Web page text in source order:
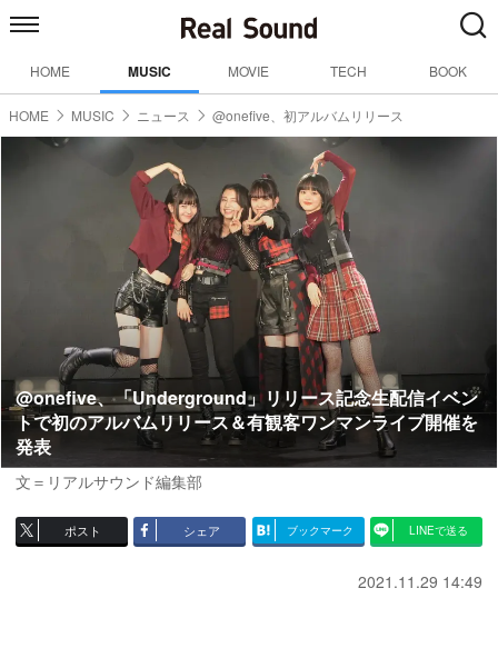
HOME MUSIC MOVIE TECH BOOK
HOME MUSIC ニュース @onefive、初アルバムリリース
@onefive、「Underground」リリース記念生配信イベン
トで初のアルバムリリース＆有観客ワンマンライブ開催を
発表
文＝リアルサウンド編集部
ポスト シェア ブックマーク LINEで送る
2021.11.29 14:49